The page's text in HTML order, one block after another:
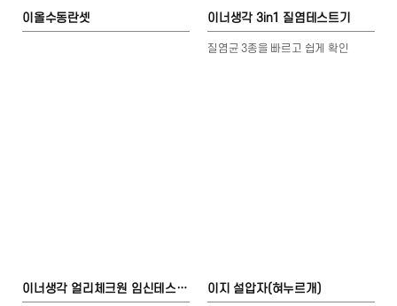
이올수동란셋 이너생각 3in1 질염테스트기
질염균 3종을 빠르고 쉽게 확인
이너생각 얼리체크원 임신테스트기 이지 설압자(혀누르개)